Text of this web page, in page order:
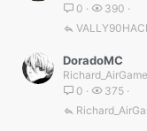
0
390
DoradoMC
0
375